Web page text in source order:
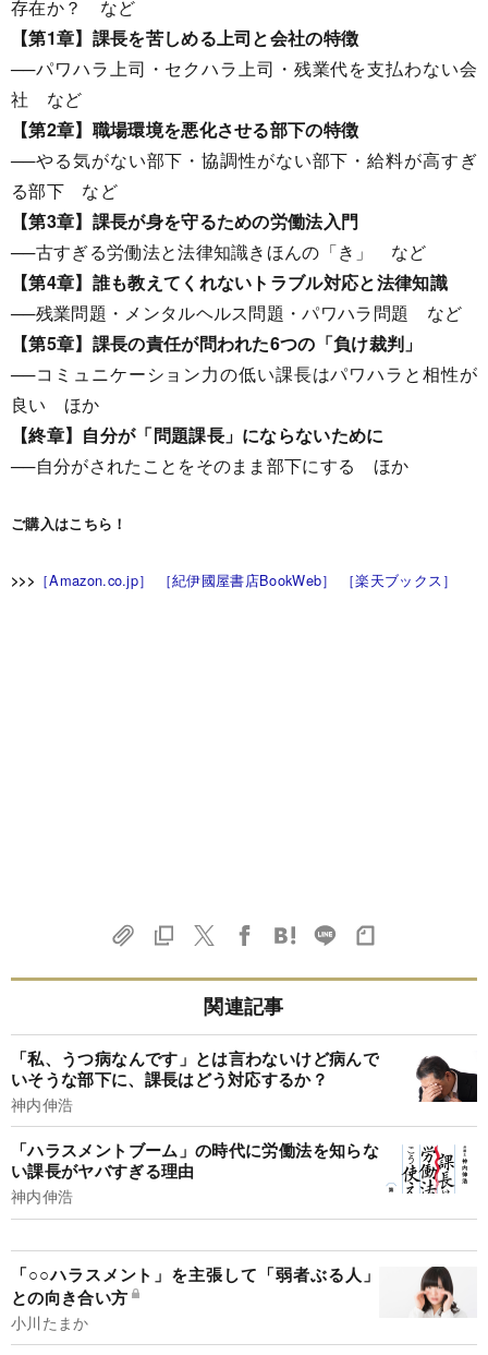
存在か？ など
【第1章】課長を苦しめる上司と会社の特徴
──パワハラ上司・セクハラ上司・残業代を支払わない会
社 など
【第2章】職場環境を悪化させる部下の特徴
──やる気がない部下・協調性がない部下・給料が高すぎ
る部下 など
【第3章】課長が身を守るための労働法入門
──古すぎる労働法と法律知識きほんの「き」 など
【第4章】誰も教えてくれないトラブル対応と法律知識
──残業問題・メンタルヘルス問題・パワハラ問題 など
【第5章】課長の責任が問われた6つの「負け裁判」
──コミュニケーション力の低い課長はパワハラと相性が
良い ほか
【終章】自分が「問題課長」にならないために
──自分がされたことをそのまま部下にする ほか
ご購入はこちら！
>>> ［Amazon.co.jp］ ［紀伊國屋書店BookWeb］ ［楽天ブックス］
関連記事
「私、うつ病なんです」とは言わないけど病んで
いそうな部下に、課長はどう対応するか？
神内伸浩
「ハラスメントブーム」の時代に労働法を知らな
い課長がヤバすぎる理由
神内伸浩
「○○ハラスメント」を主張して「弱者ぶる人」
との向き合い方
小川たまか